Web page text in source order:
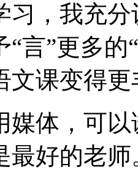
习，我充
“言”更多
文课变得
媒体，可
最好的老